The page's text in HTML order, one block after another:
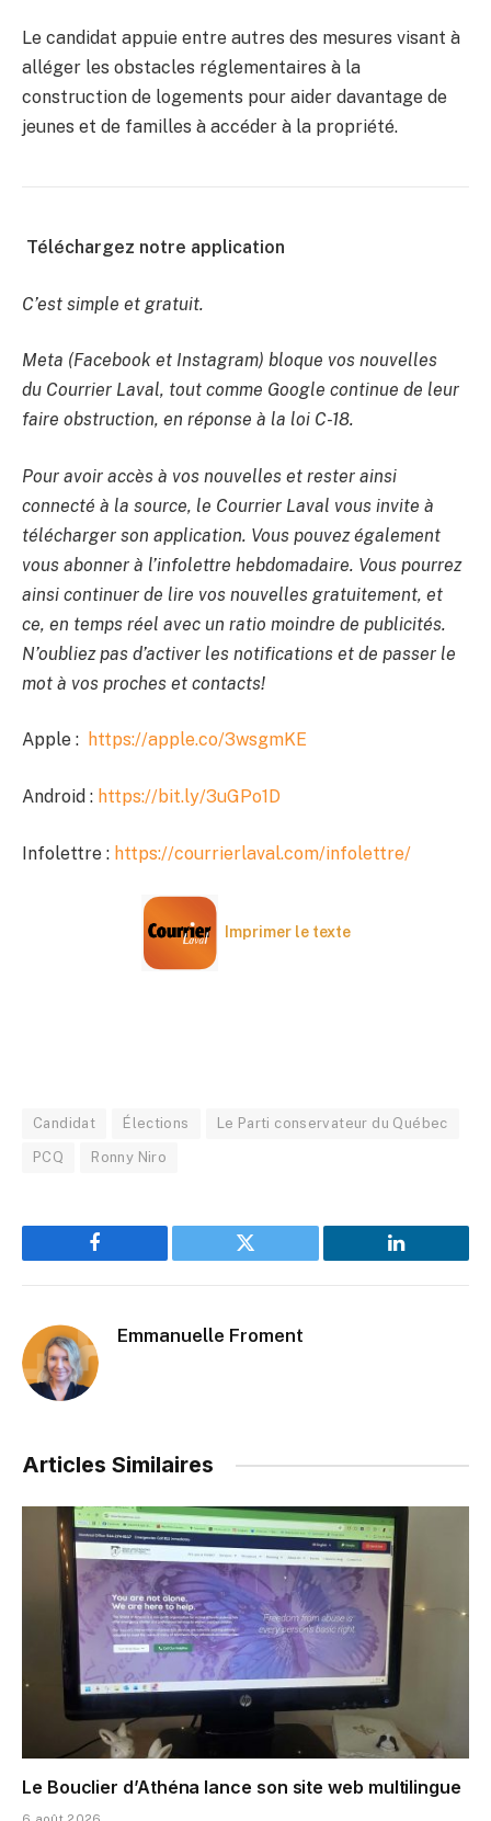
Le candidat appuie entre autres des mesures visant à
alléger les obstacles réglementaires à la
construction de logements pour aider davantage de
jeunes et de familles à accéder à la propriété.
Téléchargez notre application
C’est simple et gratuit.
Meta (Facebook et Instagram) bloque vos nouvelles
du Courrier Laval, tout comme Google continue de leur
faire obstruction, en réponse à la loi C-18.
Pour avoir accès à vos nouvelles et rester ainsi
connecté à la source, le Courrier Laval vous invite à
télécharger son application. Vous pouvez également
vous abonner à l’infolettre hebdomadaire. Vous pourrez
ainsi continuer de lire vos nouvelles gratuitement, et
ce, en temps réel avec un ratio moindre de publicités.
N’oubliez pas d’activer les notifications et de passer le
mot à vos proches et contacts!
Apple : https://apple.co/3wsgmKE
Android : https://bit.ly/3uGPo1D
Infolettre : https://courrierlaval.com/infolettre/
Imprimer le texte
Candidat Élections Le Parti conservateur du Québec
PCQ Ronny Niro
Facebook Twitter LinkedIn
Emmanuelle Froment
Articles Similaires
Le Bouclier d’Athéna lance son site web multilingue